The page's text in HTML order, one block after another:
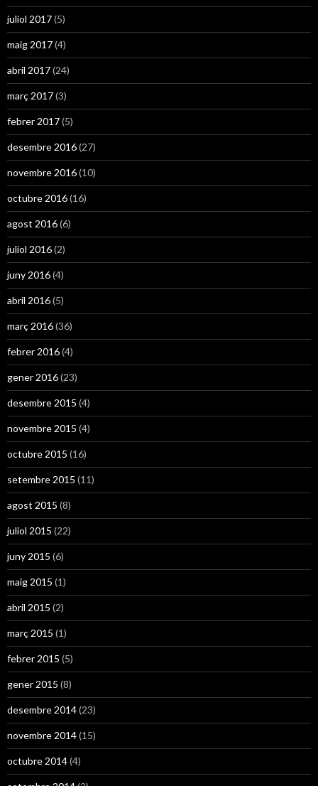
juliol 2017(5)
maig 2017(4)
abril 2017(24)
març 2017(3)
febrer 2017(5)
desembre 2016(27)
novembre 2016(10)
octubre 2016(16)
agost 2016(6)
juliol 2016(2)
juny 2016(4)
abril 2016(5)
març 2016(36)
febrer 2016(4)
gener 2016(23)
desembre 2015 (4)
novembre 2015 (4)
octubre 2015 (16)
setembre 2015 (11)
agost 2015 (8)
juliol 2015 (22)
juny 2015 (6)
maig 2015 (1)
abril 2015 (2)
març 2015 (1)
febrer 2015 (5)
gener 2015 (8)
desembre 2014(23)
novembre 2014(15)
octubre 2014(4)